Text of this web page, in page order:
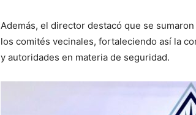
Además, el director destacó que se
los comités vecinales, fortaleciendo así la
y autoridades en materia de seguridad.